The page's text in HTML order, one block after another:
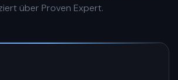
über Proven Expert.